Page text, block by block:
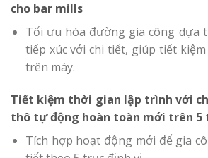
cho bar mills
Tối ưu hóa đường gia công dựa
tiếp xúc với chi tiết, giúp tiết
trên máy.
Tiết kiệm thời gian lập trình với
thô tự động hoàn toàn mới trên 5
Tích hợp hoạt động mới để gia